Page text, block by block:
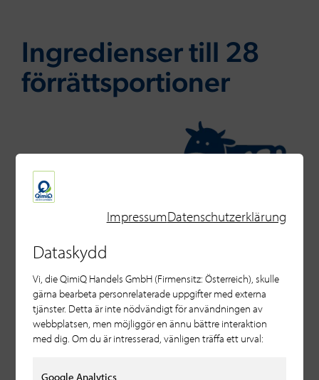
Ingredienser till 28
förrättsportioner
250 ml vatten
10 g kryddor (koriander, dill, fänkål, kummin)
Avfall från rökt fisk (skinn, slaktkroppar)
Till den rökta fiskterrinen
ImpressumDatenschutzerklärung
Dataskydd
Vi, die QimiQ Handels GmbH (Firmensitz: Österreich), skulle
gärna bearbeta personrelaterade uppgifter med externa
tjänster. Detta är inte nödvändigt för användningen av
webbplatsen, men möjliggör en ännu bättre interaktion
med dig. Om du är intresserad, vänligen träffa ett urval:
Google Analytics